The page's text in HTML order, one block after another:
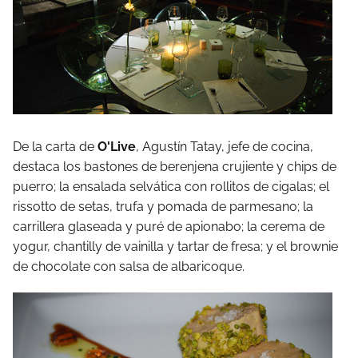
De la carta de O'Live, Agustín Tatay, jefe de cocina,
destaca los bastones de berenjena crujiente y chips de
puerro; la ensalada selvática con rollitos de cigalas; el
rissotto de setas, trufa y pomada de parmesano; la
carrillera glaseada y puré de apionabo; la cerema de
yogur, chantilly de vainilla y tartar de fresa; y el brownie
de chocolate con salsa de albaricoque.